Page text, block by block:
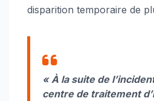
disparition temporaire de
« À la suite de
centre de traitement